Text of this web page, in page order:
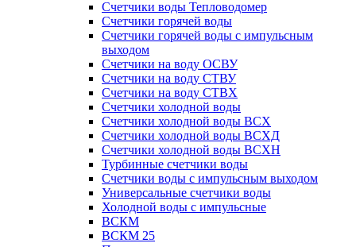
Счетчики воды Тепловодомер
Счетчики горячей воды
Счетчики горячей воды с импульсным
выходом
Счетчики на воду ОСВУ
Счетчики на воду СТВУ
Счетчики на воду СТВХ
Счетчики холодной воды
Счетчики холодной воды ВСХ
Счетчики холодной воды ВСХД
Счетчики холодной воды ВСХН
Турбинные счетчики воды
Счетчики воды с импульсным выходом
Универсальные счетчики воды
Холодной воды с импульсные
ВСКМ
ВСКМ 25